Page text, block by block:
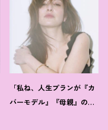
「私ね、人生プランが『カ
バーモデル』『母親』の二